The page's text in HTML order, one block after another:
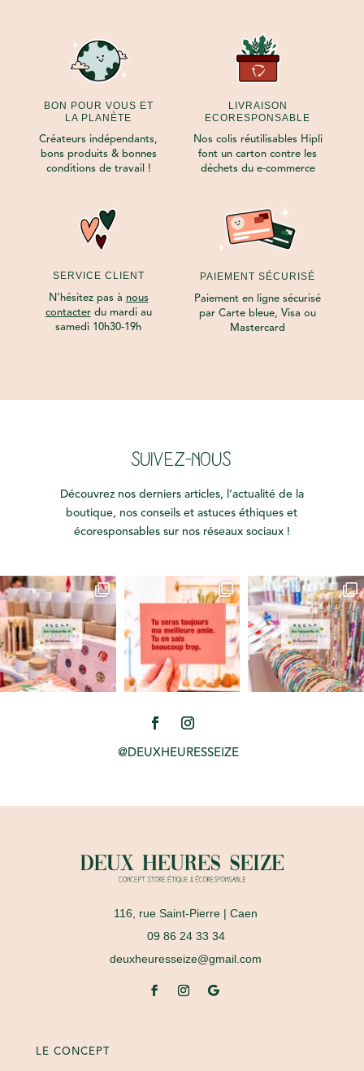
BON POUR VOUS ET
LA PLANÈTE
Créateurs indépendants,
bons produits & bonnes
conditions de travail !
LIVRAISON
ECORESPONSABLE
Nos colis réutilisables Hipli
font un carton contre les
déchets du e-commerce
SERVICE CLIENT
N’hésitez pas à nous
contacterdu mardi au
samedi 10h30-19h
PAIEMENT SÉCURISÉ
Paiement en ligne sécurisé
par Carte bleue, Visa ou
Mastercard
SUIVEZ-NOUS
Découvrez nos derniers articles, l’actualité de la
boutique, nos conseils et astuces éthiques et
écoresponsables sur nos réseaux sociaux !
@DEUXHEURESSEIZE
116, rue Saint-Pierre | Caen
09 86 24 33 34
deuxheuresseize@gmail.com
LE CONCEPT